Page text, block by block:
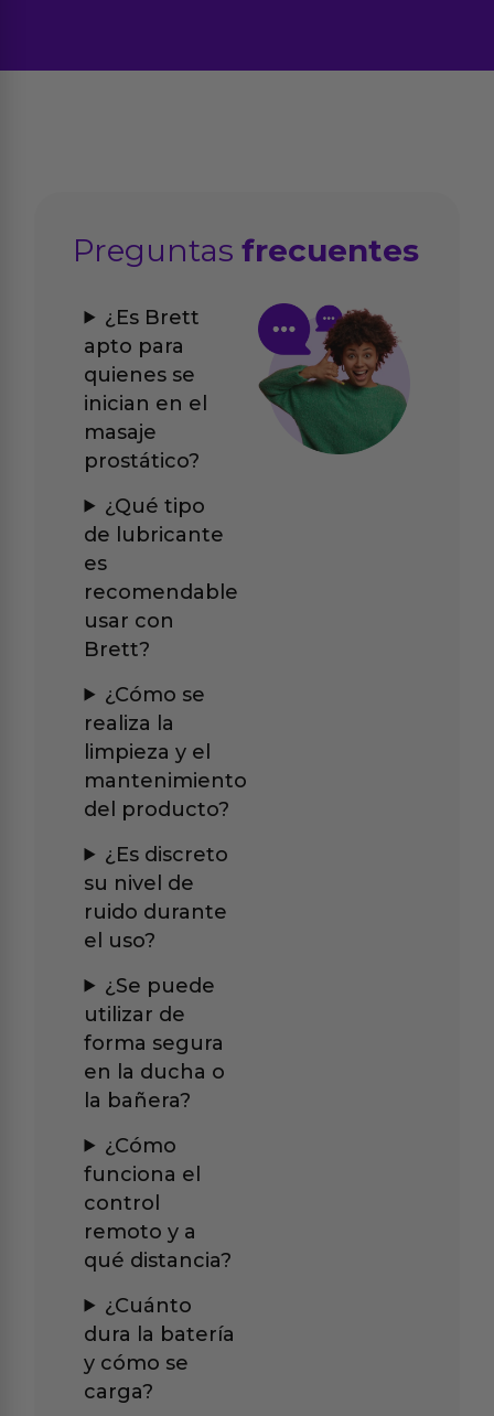
Preguntasfrecuentes
¿Es Brett
apto para
quienes se
inician en el
masaje
prostático?
¿Qué tipo
de lubricante
es
recomendable
usar con
Brett?
¿Cómo se
realiza la
limpieza y el
mantenimiento
del producto?
¿Es discreto
su nivel de
ruido durante
el uso?
¿Se puede
utilizar de
forma segura
en la ducha o
la bañera?
¿Cómo
funciona el
control
remoto y a
qué distancia?
¿Cuánto
dura la batería
y cómo se
carga?